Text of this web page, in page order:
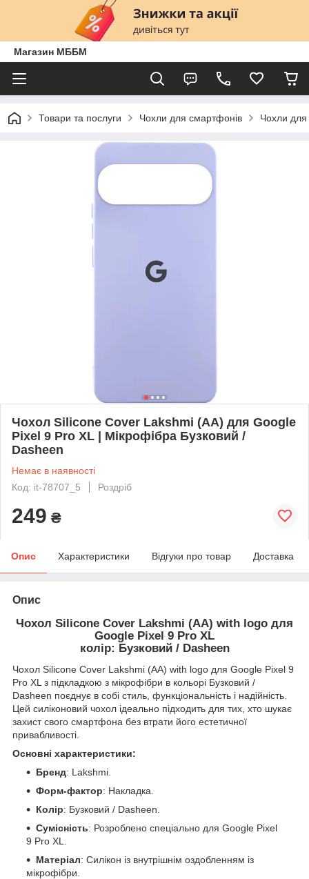
Магазин МББМ
Товари та послуги Чохли для смартфонів Чохли
Чохол Silicone Cover Lakshmi (AA) для Google
Pixel 9 Pro XL | Мікрофібра Бузковий /
Dasheen
Немає в наявності
Код: it-78707_5
Роздріб
249 ₴
Опис Характеристики Відгуки про товар Доставка
Опис
Чохол Silicone Cover Lakshmi (AA) with logo для
Google Pixel 9 Pro XL
колір: Бузковий / Dasheen
Чохол Silicone Cover Lakshmi (AA) with logo для Google Pixel 9
Pro XL з підкладкою з мікрофібри в кольорі Бузковий /
Dasheen поєднує в собі стиль, функціональність і надійність.
Цей силіконовий чохол ідеально підходить для тих, хто шукає
захист свого смартфона без втрати його естетичної
привабливості.
Основні характеристики:
Бренд: Lakshmi.
Форм-фактор: Накладка.
Колір: Бузковий / Dasheen.
Сумісність: Розроблено спеціально для Google Pixel
9 Pro XL.
Матеріал: Силікон із внутрішнім оздобленням із
мікрофібри.